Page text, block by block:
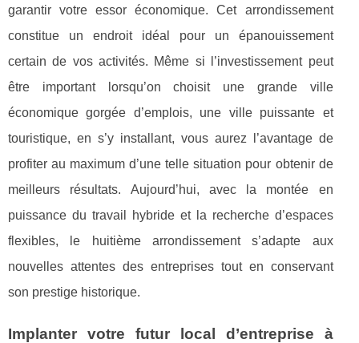
garantir votre essor économique. Cet arrondissement
constitue un endroit idéal pour un épanouissement
certain de vos activités. Même si l’investissement peut
être important lorsqu’on choisit une grande ville
économique gorgée d’emplois, une ville puissante et
touristique, en s’y installant, vous aurez l’avantage de
profiter au maximum d’une telle situation pour obtenir de
meilleurs résultats. Aujourd’hui, avec la montée en
puissance du travail hybride et la recherche d’espaces
flexibles, le huitième arrondissement s’adapte aux
nouvelles attentes des entreprises tout en conservant
son prestige historique.
Implanter votre futur local d’entreprise à